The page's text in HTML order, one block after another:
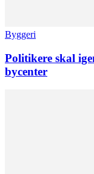
Byggeri
Politikere skal
bycenter